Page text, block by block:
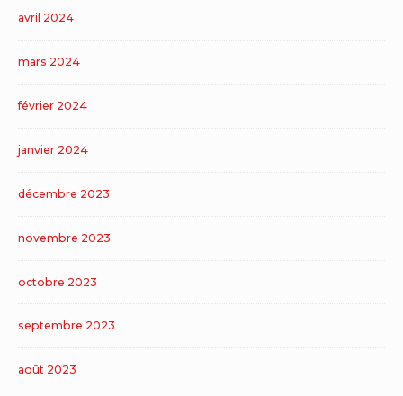
avril 2024
mars 2024
février 2024
janvier 2024
décembre 2023
novembre 2023
octobre 2023
septembre 2023
août 2023